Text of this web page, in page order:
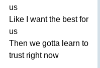
us
Like
want the best for
us
Then we gotta learn to
trust right now